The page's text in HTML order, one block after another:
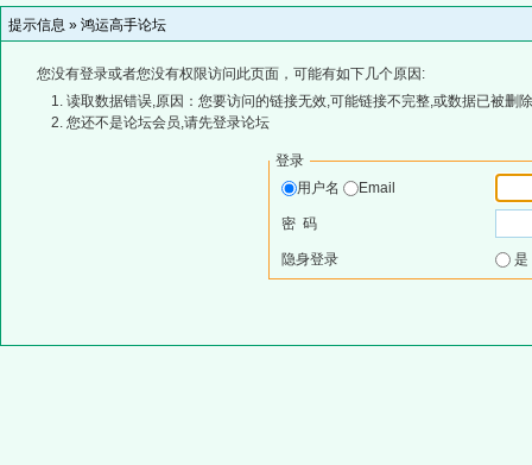
提示信息 » 鸿运高手论坛
您没有登录或者您没有权限访问此页面，可能有如下几个原因:
读取数据错误,原因：您要访问的链接无效,可能链接不完整,或数据已被删
您还不是论坛会员,请先登录论坛
登录
用户名
Email
密 码
隐身登录